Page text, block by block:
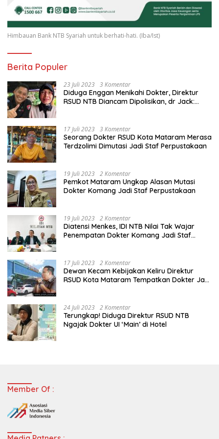
Himbauan Bank NTB Syariah untuk berhati-hati. (Iba/Ist)
Berita Populer
23 Juli 2023 3 Komentar
Diduga Enggan Menikahi Dokter, Direktur
RSUD NTB Diancam Dipolisikan, dr Jack:
17 Juli 2023 3 Komentar
Seorang Dokter RSUD Kota Mataram Merasa
Terdzolimi Dimutasi Jadi Staf Perpustakaan
19 Juli 2023 2 Komentar
Pemkot Mataram Ungkap Alasan Mutasi
Dokter Komang Jadi Staf Perpustakaan
19 Juli 2023 2 Komentar
Diatensi Menkes, IDI NTB Nilai Tak Wajar
Penempatan Dokter Komang Jadi Staf
17 Juli 2023 2 Komentar
Dewan Kecam Kebijakan Keliru Direktur
RSUD Kota Mataram Tempatkan Dokter Jadi
24 Juli 2023 2 Komentar
Terungkap! Diduga Direktur RSUD NTB
Ngajak Dokter UI ‘Main’ di Hotel
Member Of :